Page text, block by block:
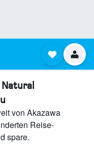
von Akazawa
Reise-
spare.